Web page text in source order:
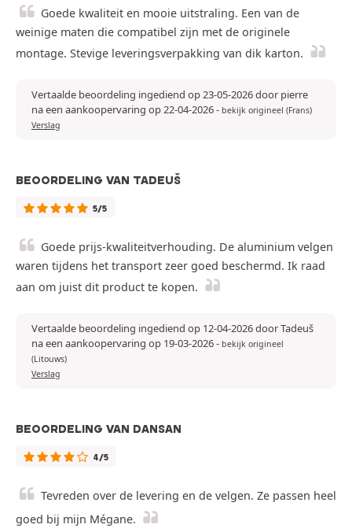
Goede kwaliteit en mooie uitstraling. Een van de
weinige maten die compatibel zijn met de originele
montage. Stevige leveringsverpakking van dik karton.
Vertaalde beoordeling ingediend op 23-05-2026 door pierre
na een aankoopervaring op 22-04-2026- bekijk origineel (Frans)
Verslag
BEOORDELING VAN TADEUŠ
5/5
Goede prijs-kwaliteitverhouding. De aluminium velgen
waren tijdens het transport zeer goed beschermd. Ik raad
aan om juist dit product te kopen.
Vertaalde beoordeling ingediend op 12-04-2026 door Tadeuš
na een aankoopervaring op 19-03-2026- bekijk origineel
(Litouws)
Verslag
BEOORDELING VAN DANSAN
4/5
Tevreden over de levering en de velgen. Ze passen heel
goed bij mijn Mégane.